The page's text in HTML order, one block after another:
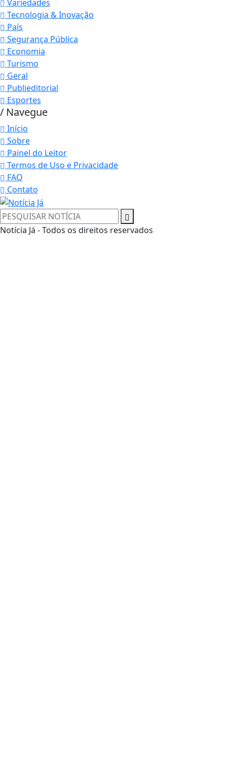
Variedades
Tecnologia & Inovação
País
Segurança Pública
Economia
Turismo
Geral
Publieditorial
Esportes
/ Navegue
Início
Sobre
Painel do Leitor
Termos de Uso e Privacidade
FAQ
Contato
Notícia Já - Todos os direitos reservados